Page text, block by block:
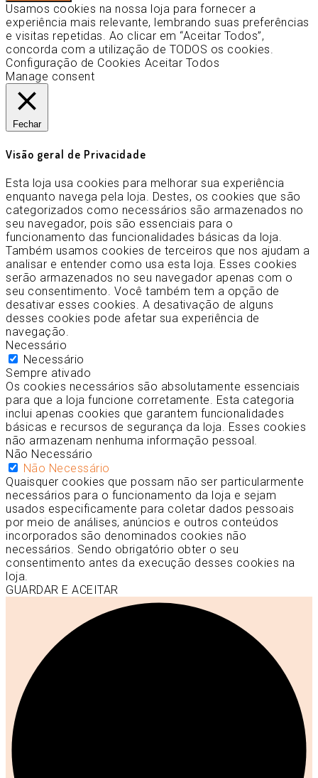
Usamos cookies na nossa loja para fornecer a
experiência mais relevante, lembrando suas preferências
e visitas repetidas. Ao clicar em “Aceitar Todos”,
concorda com a utilização de TODOS os cookies.
Configuração de Cookies Aceitar Todos
Manage consent
Fechar
Visão geral de Privacidade
Esta loja usa cookies para melhorar sua experiência
enquanto navega pela loja. Destes, os cookies que são
categorizados como necessários são armazenados no
seu navegador, pois são essenciais para o
funcionamento das funcionalidades básicas da loja.
Também usamos cookies de terceiros que nos ajudam a
analisar e entender como usa esta loja. Esses cookies
serão armazenados no seu navegador apenas com o
seu consentimento. Você também tem a opção de
desativar esses cookies. A desativação de alguns
desses cookies pode afetar sua experiência de
navegação.
Necessário
Necessário
Sempre ativado
Os cookies necessários são absolutamente essenciais
para que a loja funcione corretamente. Esta categoria
inclui apenas cookies que garantem funcionalidades
básicas e recursos de segurança da loja. Esses cookies
não armazenam nenhuma informação pessoal.
Não Necessário
Não Necessário
Quaisquer cookies que possam não ser particularmente
necessários para o funcionamento da loja e sejam
usados especificamente para coletar dados pessoais
por meio de análises, anúncios e outros conteúdos
incorporados são denominados cookies não
necessários. Sendo obrigatório obter o seu
consentimento antes da execução desses cookies na
loja.
GUARDAR E ACEITAR